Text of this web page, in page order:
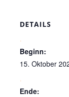
DETAILS
Beginn:
15. Oktober
Ende: